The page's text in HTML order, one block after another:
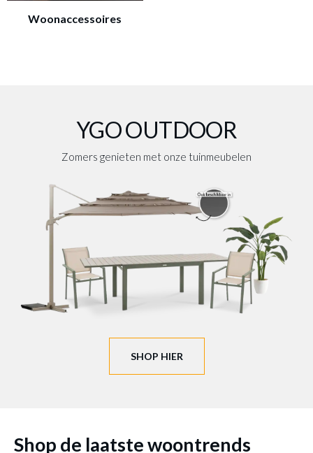
Woonaccessoires
YGO OUTDOOR
Zomers genieten met onze tuinmeubelen
SHOP HIER
Shop de laatste woontrends